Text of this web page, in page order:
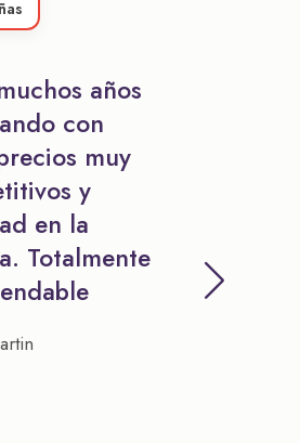
años
con
muy
y
en la
Totalmente